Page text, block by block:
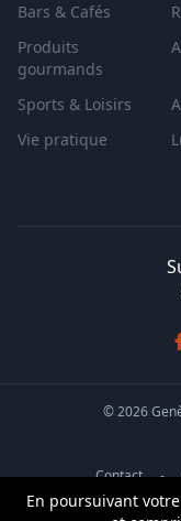
Bars & Cafés
Produits
gourmands
Sports & Loisirs
Vie pratique
© 2026
Contact
Info
En poursuivant